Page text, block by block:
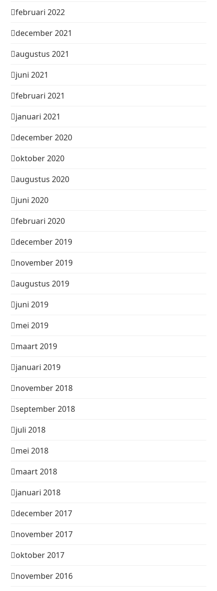
februari 2022
december 2021
augustus 2021
juni 2021
februari 2021
januari 2021
december 2020
oktober 2020
augustus 2020
juni 2020
februari 2020
december 2019
november 2019
augustus 2019
juni 2019
mei 2019
maart 2019
januari 2019
november 2018
september 2018
juli 2018
mei 2018
maart 2018
januari 2018
december 2017
november 2017
oktober 2017
november 2016